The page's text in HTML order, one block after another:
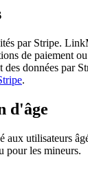
par Stripe.
de paiement
des données par
.
d'âge
aux utilisateurs
pour les mineurs.